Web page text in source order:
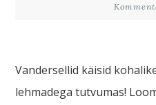
Vandersellid käisid
lehmadega tutvumas!